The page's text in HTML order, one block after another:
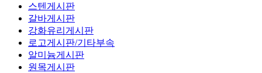
스텐게시판
갈바게시판
강화유리게시판
로고게시판/기타부속
알미늄게시판
원목게시판